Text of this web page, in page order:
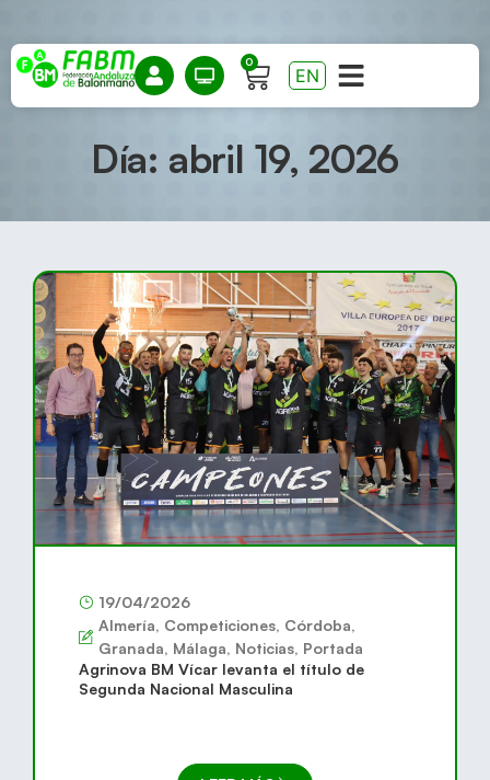
0
EN
Día: abril 19, 2026
19/04/2026
Almería, Competiciones, Córdoba,
Granada, Málaga, Noticias, Portada
Agrinova BM Vícar levanta el título de
Segunda Nacional Masculina